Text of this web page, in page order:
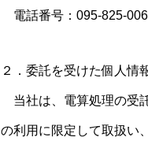
電話番号：095-825-
２．委託を受けた個人情
当社は、電算処理の受
の利用に限定して取扱い